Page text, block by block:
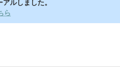
ルしました。
ら